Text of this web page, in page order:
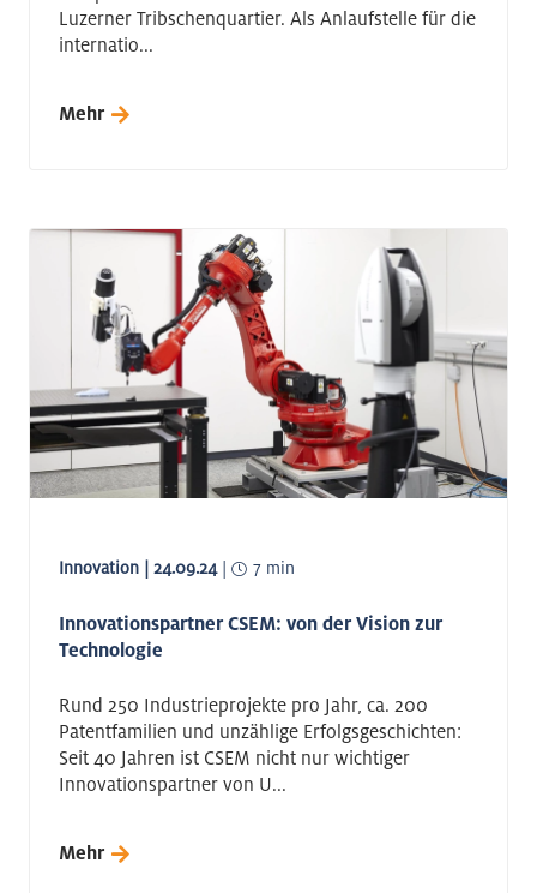
Luzerner Tribschenquartier. Als Anlaufstelle für die
internatio...
Mehr
Innovation | 24.09.24| 7 min
Innovationspartner CSEM: von der Vision zur
Technologie
Rund 250 Industrieprojekte pro Jahr, ca. 200
Patentfamilien und unzählige Erfolgsgeschichten:
Seit 40 Jahren ist CSEM nicht nur wichtiger
Innovationspartner von U...
Mehr